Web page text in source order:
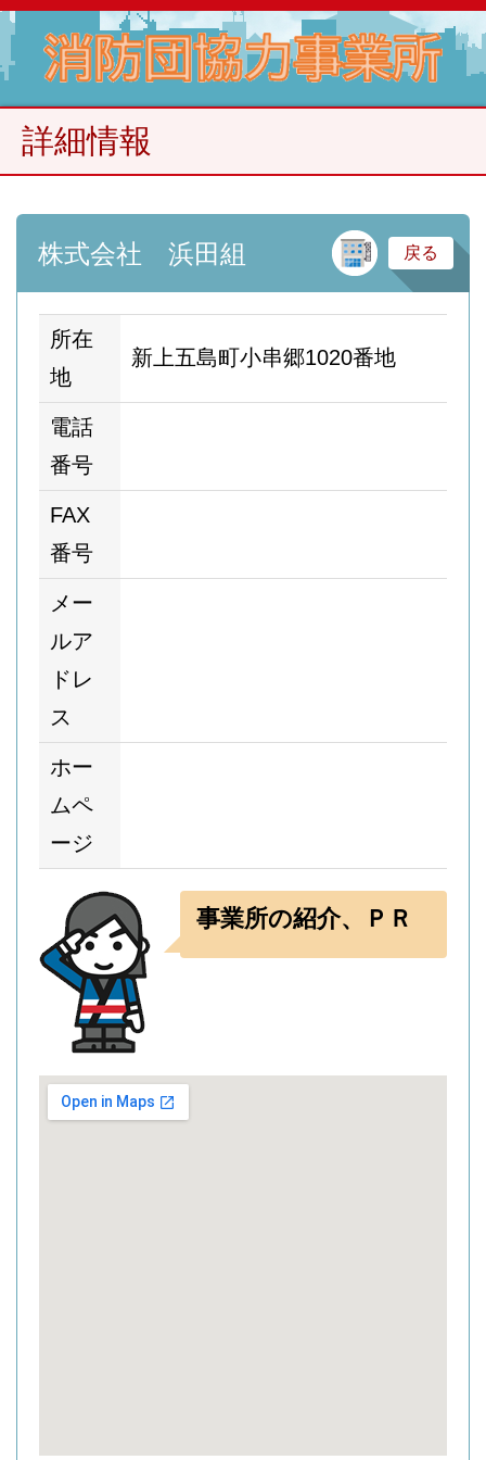
詳細情報
株式会社 浜田組 建
戻る
所在
地
新上五島町小串郷1020番地
電話
番号
FAX
番号
メー
ルア
ドレ
ス
ホー
ムペ
ージ
事業所の紹介、ＰＲ